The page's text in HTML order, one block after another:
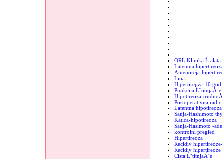
ORL Klinika Ĺ
Latentna
Amenoreja-
Lina
Hipertirepza-10
Punkcija
Hipotireoza-
Postoperativna
Latentna hipotireoza
Sanja-Hashimoto
Katica-hipotireoza
Sanja-Hasimoto -
kontrolni pregled
Hipertireoza
Recidiv
Recidiv hipertireoze
Cista ĹˇtitnjaĂ¨e